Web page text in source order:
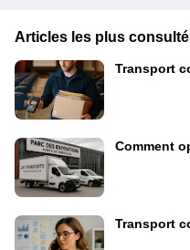
Articles les plus
Transport
Comment
Transport